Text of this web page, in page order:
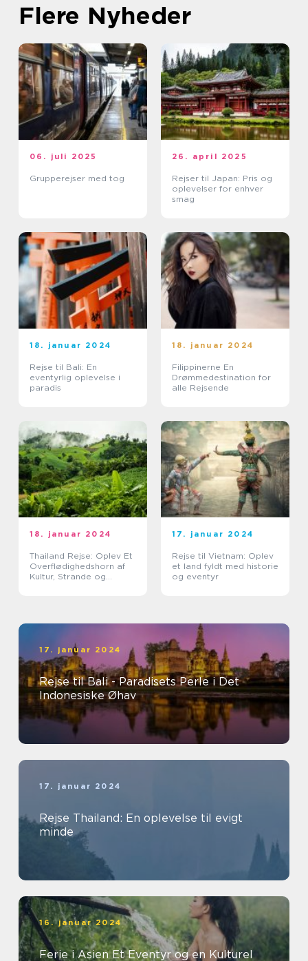
Flere Nyheder
06. juli 2025
Grupperejser med tog
26. april 2025
Rejser til Japan: Pris og
oplevelser for enhver
smag
18. januar 2024
Rejse til Bali: En
eventyrlig oplevelse i
paradis
18. januar 2024
Filippinerne En
Drømmedestination for
alle Rejsende
18. januar 2024
Thailand Rejse: Oplev Et
Overflødighedshorn af
Kultur, Strande og
17. januar 2024
Rejse til Vietnam: Oplev
et land fyldt med historie
og eventyr
17. januar 2024
Rejse til Bali - Paradisets Perle i Det
Indonesiske Øhav
17. januar 2024
Rejse Thailand: En oplevelse til evigt
minde
16. januar 2024
Ferie i Asien Et Eventyr og en Kulturel